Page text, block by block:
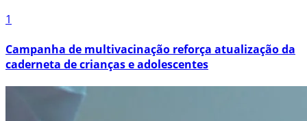
1
Campanha de multivacinação reforça atualização da
caderneta de crianças e adolescentes